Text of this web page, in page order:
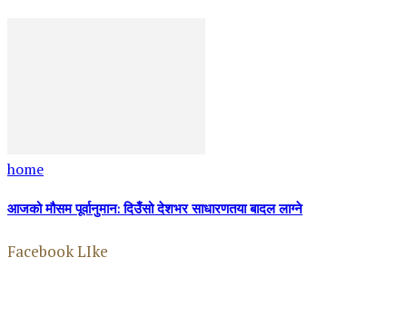
home
आजको मौसम पूर्वानुमान: दिउँसो देशभर साधारणतया बादल लाग्ने
Facebook LIke